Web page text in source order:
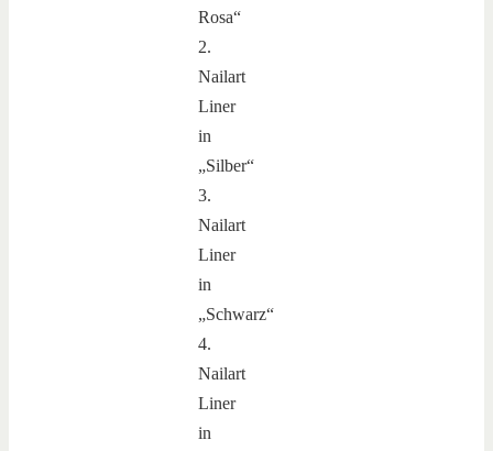
Rosa“
2.
Nailart
Liner
in
„Silber“
3.
Nailart
Liner
in
„Schwarz“
4.
Nailart
Liner
in